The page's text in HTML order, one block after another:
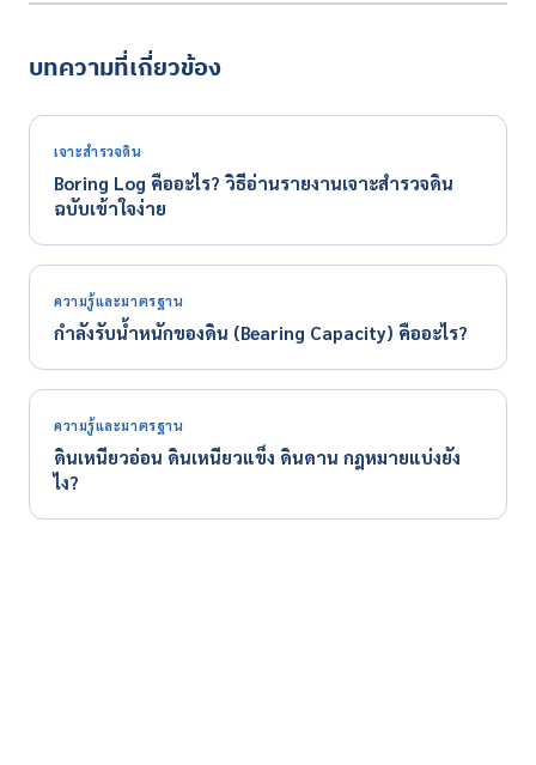
บทความที่เกี่ยวข้อง
เจาะสำรวจดิน
Boring Log คืออะไร? วิธีอ่านรายงานเจาะสำรวจดิน
ฉบับเข้าใจง่าย
ความรู้และมาตรฐาน
กำลังรับน้ำหนักของดิน (Bearing Capacity) คืออะไร?
ความรู้และมาตรฐาน
ดินเหนียวอ่อน ดินเหนียวแข็ง ดินดาน กฎหมายแบ่งยัง
ไง?